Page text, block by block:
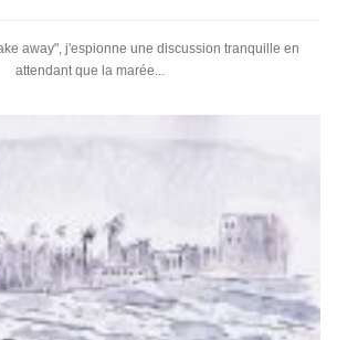
away", j'espionne une discussion tranquille en
attendant que la marée...